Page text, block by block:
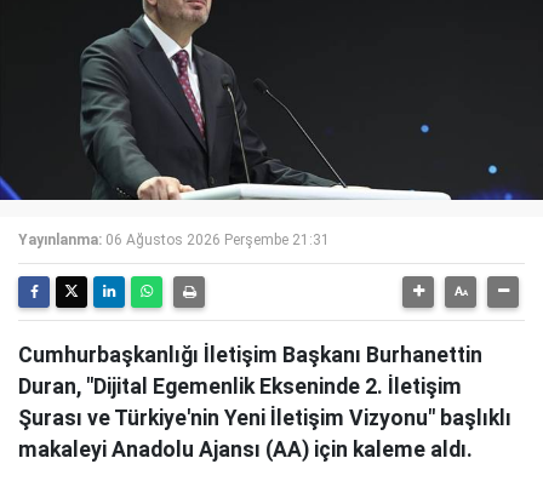
Yayınlanma: 06 Ağustos 2026 Perşembe 21:31
Cumhurbaşkanlığı İletişim Başkanı Burhanettin
Duran, "Dijital Egemenlik Ekseninde 2. İletişim
Şurası ve Türkiye'nin Yeni İletişim Vizyonu" başlıklı
makaleyi Anadolu Ajansı (AA) için kaleme aldı.